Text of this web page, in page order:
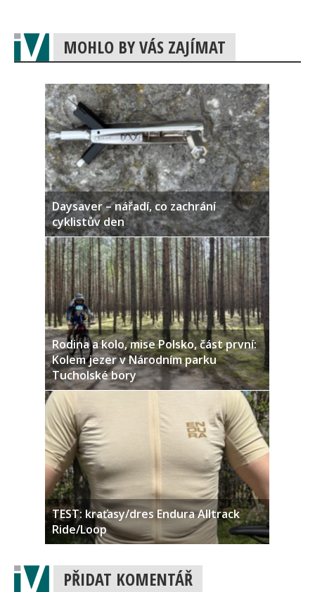
MOHLO BY VÁS ZAJÍMAT
Daysaver – nářadí, co zachrání
cyklistův den
Rodina a kolo, mise Polsko, část první:
Kolem jezer v Národním parku
Tucholské bory
TEST: kraťasy/dres Endura Alltrack
Ride/Loop
PŘIDAT KOMENTÁŘ